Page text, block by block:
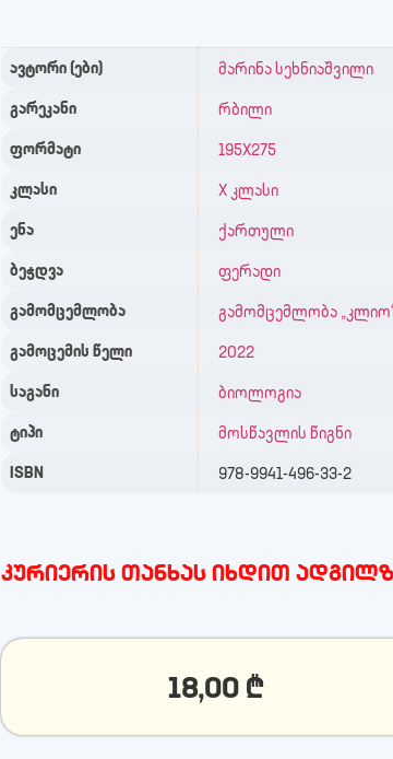
ავტორი (ები) მარინა სეხნიაშვილი
გარეკანი რბილი
ფორმატი 195X275
კლასი X კლასი
ენა ქართული
ბეჭდვა ფერადი
გამომცემლობა გამომცემლობა
გამოცემის წელი 2022
საგანი ბიოლოგია
ტიპი მოსწავლის წიგნი
ISBN 978-9941-496-33-2
კურიერის თანხას იხდით
18,00 ₾